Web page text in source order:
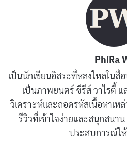
รีวิวและเรื่องย่อ CTRL
CTRL เป็นหนังที่สะท้อนถึงความ
มากเกินไป โดยเล่าเรื่องของ
อดีตแฟนเก่าออกจากชีวิตเธอผ่
การกระทำนี้นำไปสู่ผลลัพธ์ที่ไม่ค
ลบข้อมูล แต่ยังเริ่มเข้ามาควบคุ
ราวนี้อาจเตือนใจผู้ชมถึงอันตรา
เข้ามามีอำนาจมากเกินไปในชีวิต
PhiRa
เป็นนักเขียนอิสระที่หลงใหลในสื่
เป็นภาพยนตร์ ซีรีส์ วาไรตี้
วิเคราะห์และถอดรหัสเนื้อหาเ
รีวิวที่เข้าใจง่ายและสนุกสนา
ประสบการณ์ใ